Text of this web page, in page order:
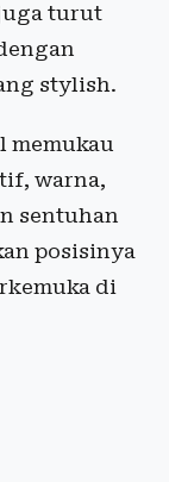
turut
stylish.
memukau
warna,
sentuhan
posisinya
di